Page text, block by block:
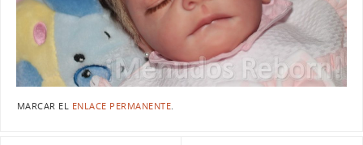
MARCAR EL ENLACE PERMANENTE